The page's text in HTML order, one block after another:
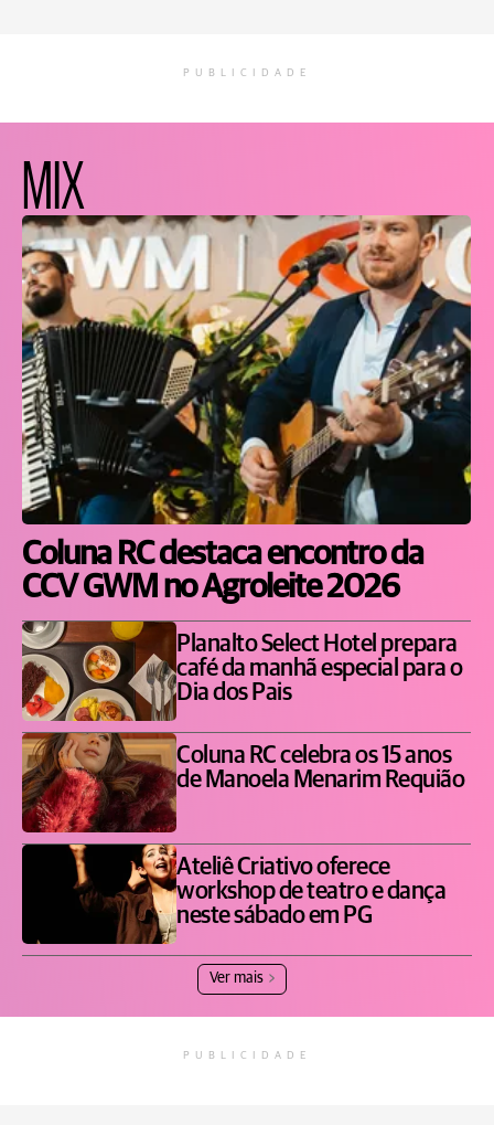
PUBLICIDADE
MIX
Coluna RC destaca encontro da
CCV GWM no Agroleite 2026
Planalto Select Hotel prepara
café da manhã especial para o
Dia dos Pais
Coluna RC celebra os 15 anos
de Manoela Menarim Requião
Ateliê Criativo oferece
workshop de teatro e dança
neste sábado em PG
Ver mais
PUBLICIDADE